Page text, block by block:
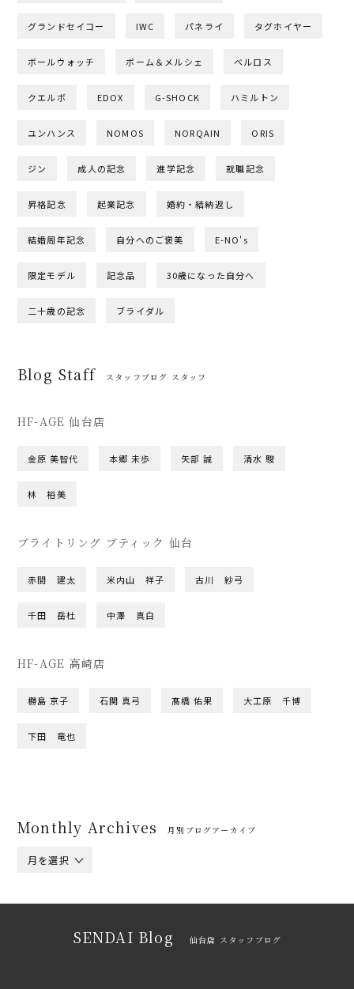
グランドセイコー IWC パネライ タグホイヤー
ボールウォッチ ボーム＆メルシェ ベルロス
クエルボ EDOX G-SHOCK ハミルトン
ユンハンス NOMOS NORQAIN ORIS
ジン 成人の記念 進学記念 就職記念
昇格記念 起業記念 婚約・結納返し
結婚周年記念 自分へのご褒美 E-NO's
限定モデル 記念品 30歳になった自分へ
二十歳の記念 ブライダル
Blog Staff スタッフブログ スタッフ
HF-AGE 仙台店
金原 美智代 本郷 未歩 矢部 誠 清水 駿
林 裕美
ブライトリング ブティック 仙台
赤間 建太 米内山 祥子 古川 紗弓
千田 岳杜 中澤 真白
HF-AGE 高崎店
橳島 京子 石関 真弓 髙橋 佑果 大工原 千博
下田 竜也
Monthly Archives 月別ブログアーカイブ
月を選択
SENDAI Blog 仙台店 スタッフブログ